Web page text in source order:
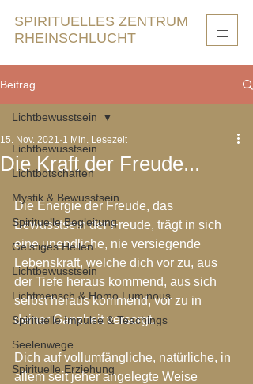
SPIRITUELLES ZENTRUM
RHEINSCHLUCHT
Beitrag
Lichtbewusstsein
Lichtbotschaften
Mystik & Bewusstsein
Spirituelle Begleitung
Geistiges Heilen
Lichtbewusstsein
Lichtmensch & Homo Luminous
Spirituelle Impulse & Teachings
Seelenwege
Spirituelle Erziehung
Lichtbewusstsein
Die Kraft der Freude...
15. Nov. 2021 1 Min. Lesezeit
Die Energie der Freude, das
Bewusstsein der Freude, trägt in sich
eine unendliche, nie versiegende
Lebenskraft, welche dich vor zu, aus
der Tiefe heraus kommend, aus sich
selbst heraus kommend, vor zu in
deiner Ganzheit versorgt.
Dich auf vollumfängliche, natürliche, in
allem seit jeher angelegte Weise